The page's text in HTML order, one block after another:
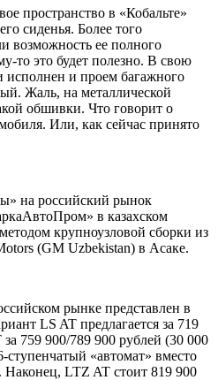
пространство в «Кобальте»
сиденья. Более того
возможность ее полного
то это будет полезно. В свою
исполнен и проем багажного
Жаль, на металлической
обшивки. Что говорит о
Или, как сейчас принято
на российский рынок
в казахском
крупноузловой сборки из
(GM Uzbekistan) в Асаке.
рынке представлен в
LS AT предлагается за 719
759 900/789 900 рублей (30 000
ступенчатый «автомат» вместо
Наконец, LTZ AT стоит 819 900